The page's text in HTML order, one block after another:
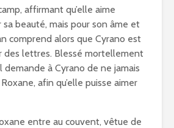
affirmant qu’elle aime
sa beauté, mais pour son âme et
comprend alors que Cyrano est
des lettres. Blessé mortellement
demande à Cyrano de ne jamais
afin qu’elle puisse aimer
entre au couvent, vêtue de